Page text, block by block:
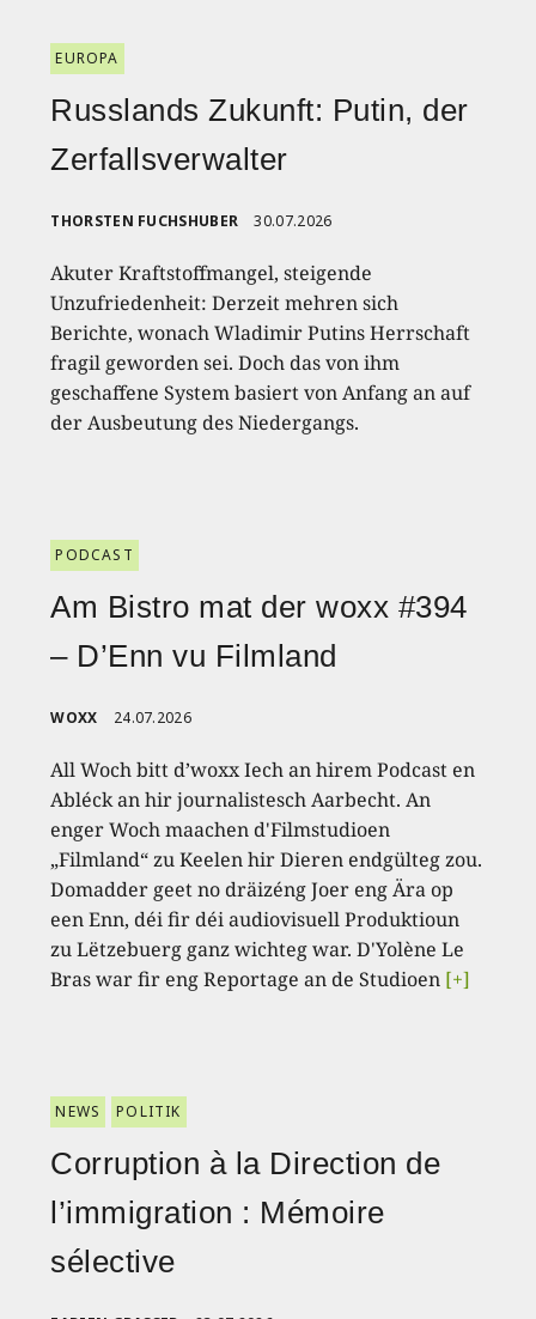
EUROPA
Russlands Zukunft: Putin, der
Zerfallsverwalter
THORSTEN FUCHSHUBER 30.07.2026
Akuter Kraftstoffmangel, steigende
Unzufriedenheit: Derzeit mehren sich
Berichte, wonach Wladimir Putins Herrschaft
fragil geworden sei. Doch das von ihm
geschaffene System basiert von Anfang an auf
der Ausbeutung des Niedergangs.
PODCAST
Am Bistro mat der woxx #394
– D’Enn vu Filmland
WOXX 24.07.2026
All Woch bitt d’woxx Iech an hirem Podcast en
Abléck an hir journalistesch Aarbecht. An
enger Woch maachen d'Filmstudioen
„Filmland“ zu Keelen hir Dieren endgülteg zou.
Domadder geet no dräizéng Joer eng Ära op
een Enn, déi fir déi audiovisuell Produktioun
zu Lëtzebuerg ganz wichteg war. D'Yolène Le
Bras war fir eng Reportage an de Studioen [+]
NEWS POLITIK
Corruption à la Direction de
l’immigration : Mémoire
sélective